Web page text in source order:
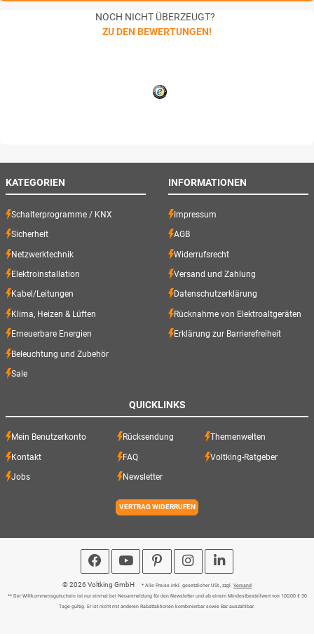
NOCH NICHT ÜBERZEUGT?
ZU DEN BEWERTUNGEN!
KATEGORIEN
Schalterprogramme / KNX
Sicherheit
Netzwerktechnik
Elektroinstallation
Kabel/Leitungen
Klima, Heizen & Lüften
Erneuerbare Energien
Beleuchtung und Zubehör
Sale
INFORMATIONEN
Impressum
AGB
Widerrufsrecht
Versand und Zahlung
Datenschutzerklärung
Rücknahme von Elektroaltgeräten
Erklärung zur Barrierefreiheit
QUICKLINKS
Mein Benutzerkonto Rücksendung Themenwelten
Kontakt FAQ Voltking-Ratgeber
Jobs Newsletter
VERTRAG WIDERRUFEN
© 2026 Voltking GmbH * Alle Preise inkl. gesetzlicher USt., zzgl. Versand
** Der Willkommensgutschein ist nur einmal bei Neuanmeldung für den Newsletter und ab einem Mindestbestellwert von 100,00 € 30
Tage gültig. Er ist nicht mit anderen Rabattaktionen kombinierbar sowie Bar auszahlbar.